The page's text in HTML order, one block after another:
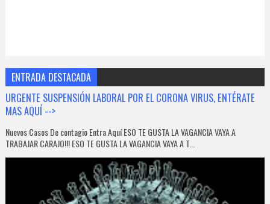
ENTRADA DESTACADA
URGENTE SUSPENSIÓN LABORAL POR EL CORONA VIRUS, ENTÉRATE
MAS AQUÍ -->
Nuevos Casos De contagio Entra Aquí ESO TE GUSTA LA VAGANCIA VAYA A
TRABAJAR CARAJO!!! ESO TE GUSTA LA VAGANCIA VAYA A T...